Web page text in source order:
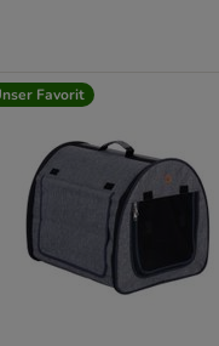
Favorit